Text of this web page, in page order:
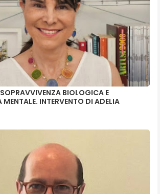
BIOLOGICA E
INTERVENTO DI ADELIA